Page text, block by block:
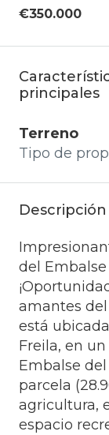
€350.000
principales
Terreno
Tipo de
Descripción
del
amantes
está
Freila, en
Embalse
parcela
agricultura,
espacio